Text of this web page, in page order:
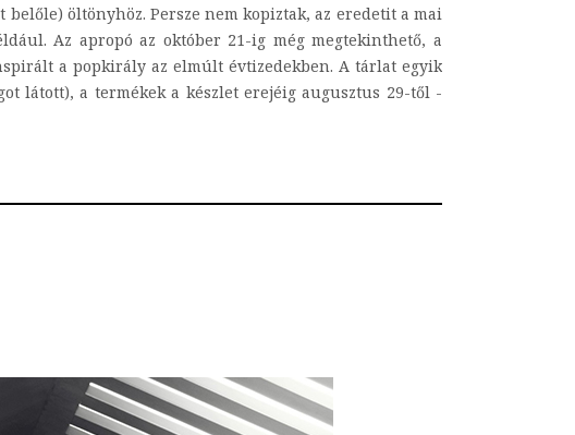
belőle) öltönyhöz. Persze nem kopiztak, az eredetit a mai
Az apropó az október 21-ig még megtekinthető, a
a popkirály az elmúlt évtizedekben. A tárlat egyik
látott), a termékek a készlet erejéig augusztus 29-től -